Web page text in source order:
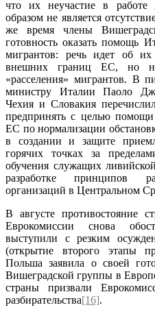
что их неучастие в
образом не является
же время члены
готовность оказать помощь
мигрантов: речь идет об
внешних границ ЕС, но
«расселения» мигрантов. В
министру Италии Паоло
Чехия и Словакия
предпринять с целью
ЕС по нормализации
в создании и защите
горячих точках за
обучения служащих
разработке принципов
организаций в Центральном
В августе противостояние
Еврокомиссии снова
выступили с резким
(открытие второго этапы
Польша заявила о своей
Вишеградской группы в
страны призвали
разбирательства[16].